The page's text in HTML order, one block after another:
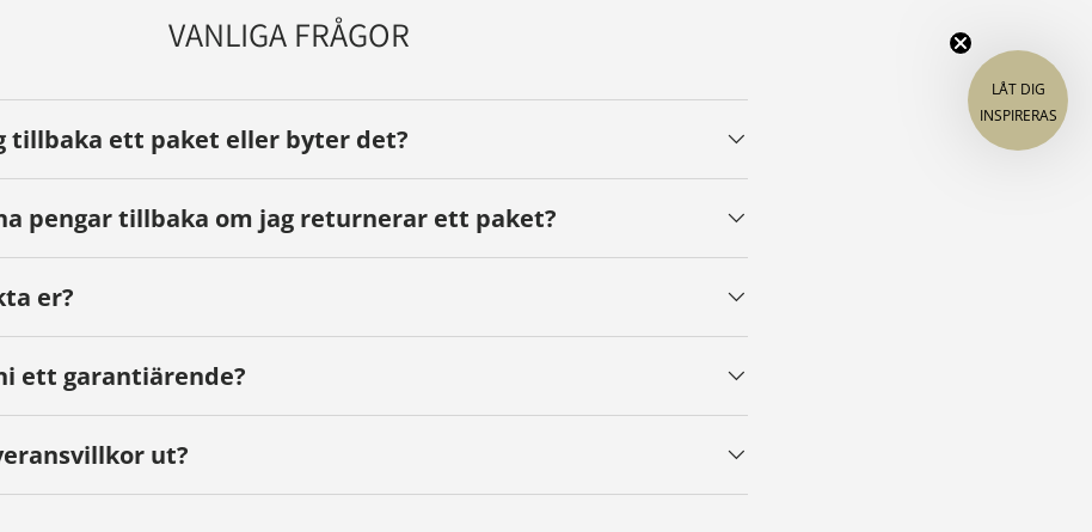
VANLIGA FRÅGOR
tillbaka ett paket eller byter det?
pengar tillbaka om jag returnerar ett paket?
er?
ett garantiärende?
ut?